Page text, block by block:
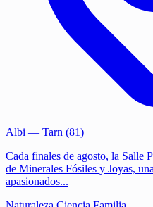
Albi — Tarn (81)
Cada finales de agosto, la Salle
de Minerales Fósiles y Joyas,
apasionados...